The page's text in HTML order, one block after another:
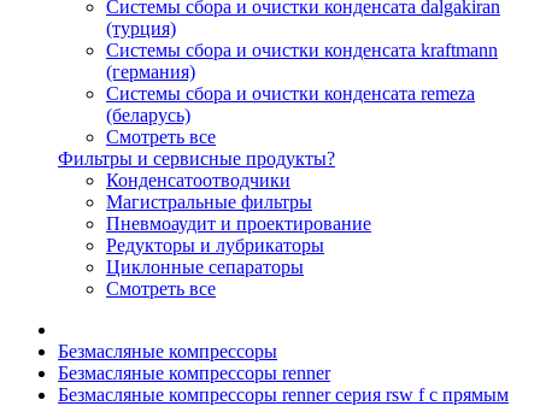
Системы сбора и очистки конденсата dalgakiran
(турция)
Системы сбора и очистки конденсата kraftmann
(германия)
Системы сбора и очистки конденсата remeza
(беларусь)
Смотреть все
Фильтры и сервисные продукты?
Конденсатоотводчики
Магистральные фильтры
Пневмоаудит и проектирование
Редукторы и лубрикаторы
Циклонные сепараторы
Смотреть все
Безмасляные компрессоры
Безмасляные компрессоры renner
Безмасляные компрессоры renner серия rsw f с прямым